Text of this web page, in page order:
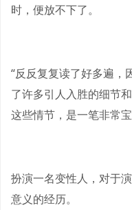
时，便放不下了。
“反反复复读了好多遍，
了许多引人入胜的细节
这些情节，是一笔非常
扮演一名变性人，对于
意义的经历。